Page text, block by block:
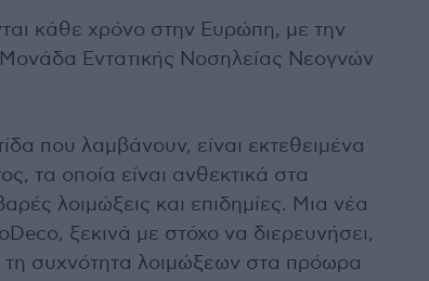
κάθε χρόνο στην Ευρώπη, με την
Μονάδα Εντατικής Νοσηλείας Νεογνών
που λαμβάνουν, είναι εκτεθειμένα
τα οποία είναι ανθεκτικά στα
λοιμώξεις και επιδημίες. Μια νέα
ξεκινά με στόχο να διερευνήσει,
τη συχνότητα λοιμώξεων στα πρόωρα